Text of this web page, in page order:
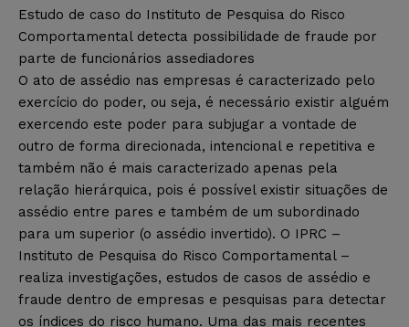
Estudo de caso do Instituto de Pesquisa do Risco
Comportamental detecta possibilidade de fraude por
parte de funcionários assediadores
O ato de assédio nas empresas é caracterizado pelo
exercício do poder, ou seja, é necessário existir alguém
exercendo este poder para subjugar a vontade de
outro de forma direcionada, intencional e repetitiva e
também não é mais caracterizado apenas pela
relação hierárquica, pois é possível existir situações de
assédio entre pares e também de um subordinado
para um superior (o assédio invertido). O IPRC –
Instituto de Pesquisa do Risco Comportamental –
realiza investigações, estudos de casos de assédio e
fraude dentro de empresas e pesquisas para detectar
os índices do risco humano. Uma das mais recentes